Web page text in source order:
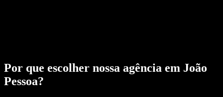
Por que escolher nossa agência em João
Pessoa?